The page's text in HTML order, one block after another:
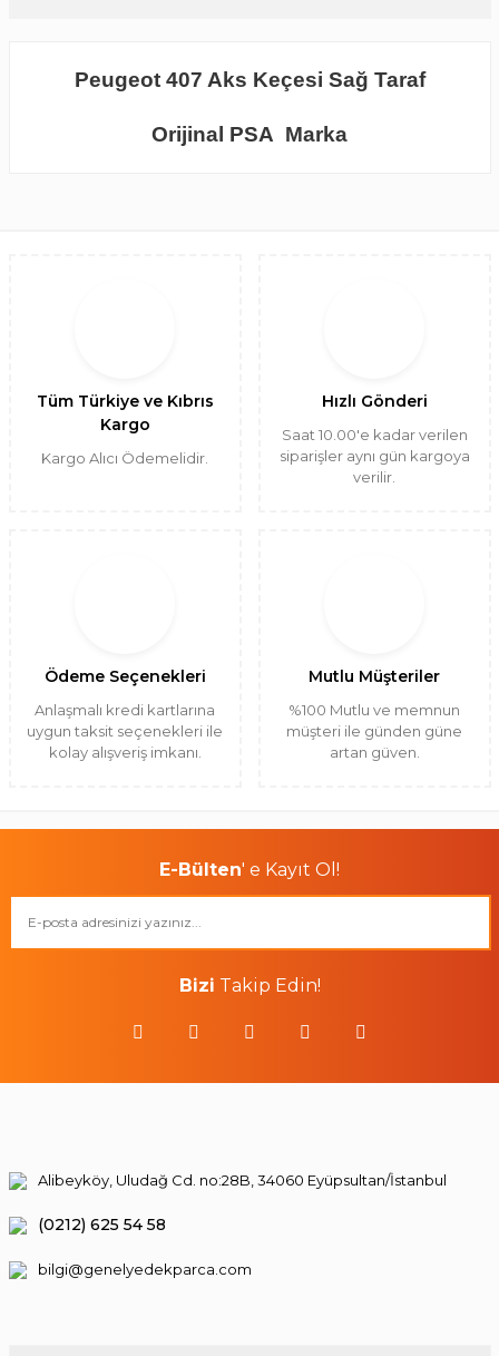
Peugeot 407 Aks Keçesi Sağ Taraf
Orijinal PSA Marka
Tüm Türkiye ve Kıbrıs
Kargo
Kargo Alıcı Ödemelidir.
Hızlı Gönderi
Saat 10.00'e kadar verilen
siparişler aynı gün kargoya
verilir.
Ödeme Seçenekleri
Anlaşmalı kredi kartlarına
uygun taksit seçenekleri ile
kolay alışveriş imkanı.
Mutlu Müşteriler
%100 Mutlu ve memnun
müşteri ile günden güne
artan güven.
E-Bülten' e Kayıt Ol!
Bizi Takip Edin!
Alibeyköy, Uludağ Cd. no:28B, 34060 Eyüpsultan/İstanbul
(0212) 625 54 58
bilgi@genelyedekparca.com